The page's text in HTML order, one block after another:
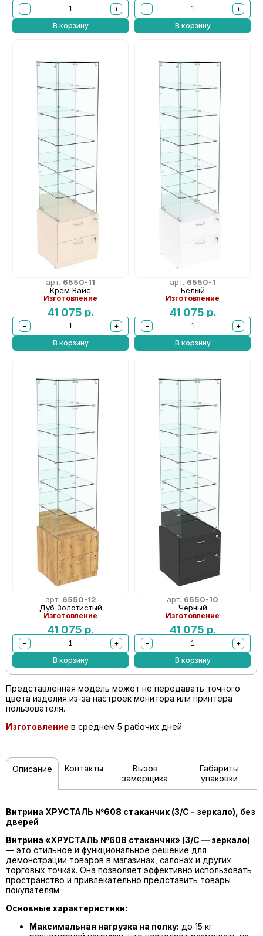
−
+
В корзину
−
+
В корзину
арт. 6550-11
Крем Вайс
Изготовление
41 075 р.
−
+
В корзину
арт. 6550-1
Белый
Изготовление
41 075 р.
−
+
В корзину
арт. 6550-12
Дуб Золотистый
Изготовление
41 075 р.
−
+
В корзину
арт. 6550-10
Черный
Изготовление
41 075 р.
−
+
В корзину
Представленная модель может не передавать точного
цвета изделия из-за настроек монитора или принтера
пользователя.
Изготовление в среднем 5 рабочих дней
Описание Контакты
Вызов
замерщика
Габариты
упаковки
Витрина ХРУСТАЛЬ №608 стаканчик (З/C - зеркало), без
дверей
Витрина «ХРУСТАЛЬ №608 стаканчик» (З/C — зеркало)
— это стильное и функциональное решение для
демонстрации товаров в магазинах, салонах и других
торговых точках. Она позволяет эффективно использовать
пространство и привлекательно представить товары
покупателям.
Основные характеристики:
Максимальная нагрузка на полку: до 15 кг